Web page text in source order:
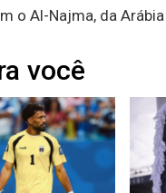
o Al-Najma, da Arábia
você